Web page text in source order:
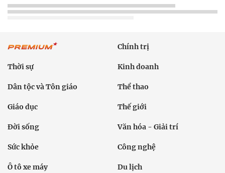
Chính trị
Thời sự Kinh doanh
Dân tộc và Tôn giáo Thể thao
Giáo dục Thế giới
Đời sống Văn hóa - Giải trí
Sức khỏe Công nghệ
Ô tô xe máy Du lịch